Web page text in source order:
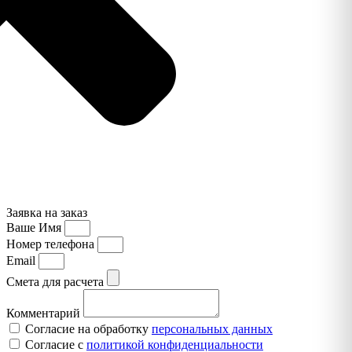
Заявка на заказ
Ваше Имя
Номер телефона
Email
Смета для расчета
Комментарий
Согласие на обработку персональных данных
Согласие с политикой конфиденциальности